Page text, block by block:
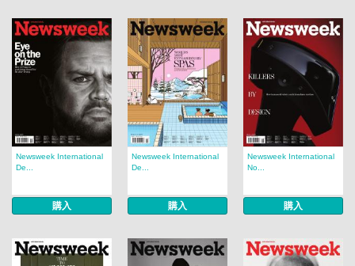
Newsweek International
De...
購入
Newsweek International
De...
購入
Newsweek International
No...
購入